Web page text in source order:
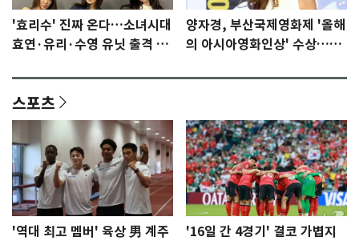
'효리수' 진짜 온다…소녀시대
효연·유리·수영 유닛 출격 [N
양자경, 부산국제영화제 '올해
의 아시아영화인상' 수상…15
스포츠
'역대 최고 멤버' 육상 男 계주
'16일 간 4경기' 결코 가볍지